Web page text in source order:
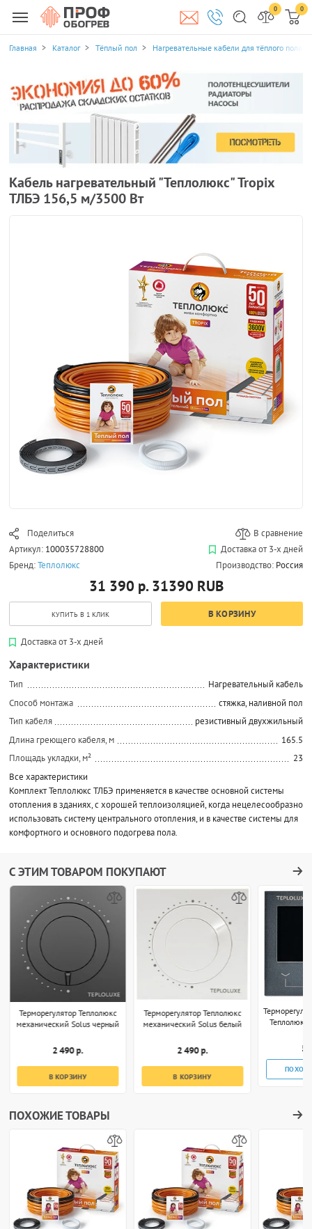
0 0
Главная Каталог Тёплый пол Нагревательные кабели для тёплого пола
Кабель нагревательный "Теплолюкс" Tropix
ТЛБЭ 156,5 м/3500 Вт
Поделиться
В сравнение
Артикул: 100035728800
Доставка от 3-х дней
Бренд:Теплолюкс Производство: Россия
31 390 р. 31390 RUB
КУПИТЬ В 1 КЛИК В КОРЗИНУ
Доставка от 3-х дней
Характеристики
Тип
Нагревательный кабель
Способ монтажа
стяжка, наливной пол
Тип кабеля
резистивный двухжильный
Длина греющего кабеля, м
165.5
Площадь укладки, м²
23
Все характеристики
Комплект Теплолюкс ТЛБЭ применяется в качестве основной системы
отопления в зданиях, с хорошей теплоизоляцией, когда нецелесообразно
использовать систему центрального отопления, и в качестве системы для
комфортного и основного подогрева пола.
С ЭТИМ ТОВАРОМ ПОКУПАЮТ
Терморегулятор Теплолюкс
механический Solus черный
2 490 р.
В КОРЗИНУ
Терморегулятор Теплолюкс
механический Solus белый
2 490 р.
В КОРЗИНУ
Теплолюкс
5
ПОХОЖИЕ ТОВАРЫ